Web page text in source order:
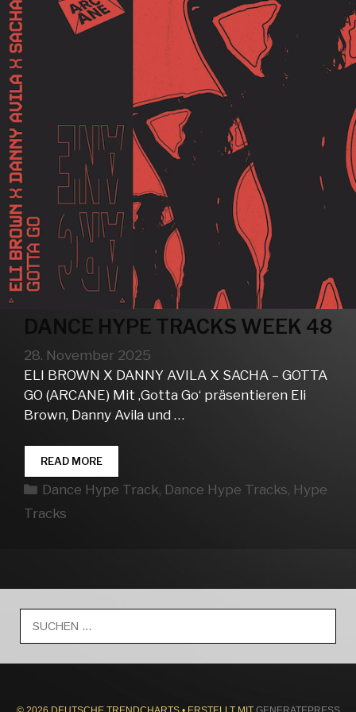
DANCE HYPE TRACKS WEEK 48
28. November 2025
ELI BROWN X DANNY AVILA X SACHA – GOTTA
GO (ARCANE) Mit ‚Gotta Go‘ präsentieren Eli
Brown, Danny Avila und …
READ MOREDANCE
HYPE
TRACKS
Kategorien
Dance Hype Track, Dance Hype Tracks, Hype
Tracks
nach: